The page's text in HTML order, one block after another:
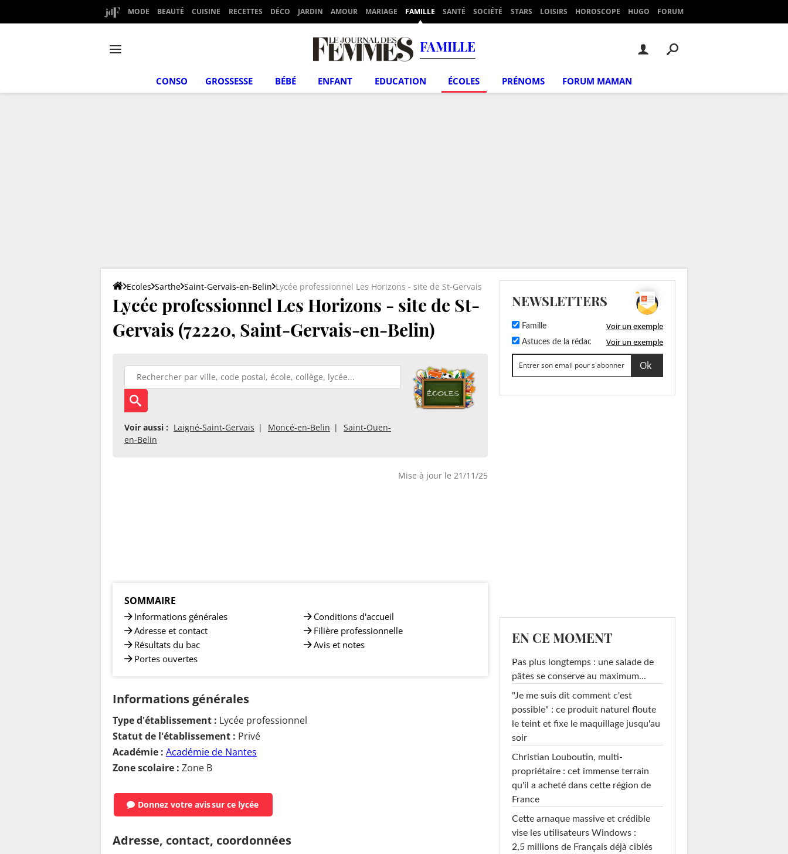
MODE BEAUTÉ CUISINE RECETTES DÉCO JARDIN AMOUR MARIAGE FAMILLE SANTÉ SOCIÉTÉ STARS LOISIRS HOROSCOPE HUGO FORUM
FAMILLE
CONSO GROSSESSE BÉBÉ ENFANT EDUCATION ÉCOLES PRÉNOMS FORUM MAMAN
Ecoles Sarthe Saint-Gervais-en-Belin Lycée professionnel Les Horizons - site de St-Gervais
Lycée professionnel Les Horizons - site de St-
Gervais (72220, Saint-Gervais-en-Belin)
Voir aussi : Laigné-Saint-Gervais Moncé-en-Belin
Saint-Ouen-
en-Belin
Mise à jour le 21/11/25
SOMMAIRE
Informations générales
Adresse et contact
Résultats du bac
Portes ouvertes
Conditions d'accueil
Filière professionnelle
Avis et notes
Informations générales
Type d'établissement : Lycée professionnel
Statut de l'établissement : Privé
Académie : Académie de Nantes
Zone scolaire : Zone B
Donnez votre avissur ce lycée
Adresse, contact, coordonnées
NEWSLETTERS
Famille Voir un exemple
Astuces de la rédac Voir un exemple
EN CE MOMENT
Pas plus longtemps : une salade de
pâtes se conserve au maximum...
"Je me suis dit comment c'est
possible" : ce produit naturel floute
le teint et fixe le maquillage jusqu'au
soir
Christian Louboutin, multi-
propriétaire : cet immense terrain
qu'il a acheté dans cette région de
France
Cette arnaque massive et crédible
vise les utilisateurs Windows :
2,5 millions de Français déjà ciblés